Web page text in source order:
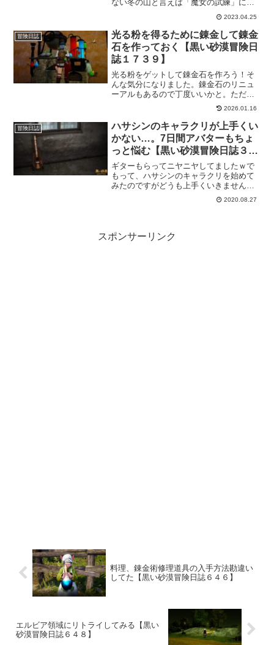
ない冬の山と言えば「魔女の試練」にな
るんですけど、特に4番目が難しい。未だ
に「間違いなくこうすればだいじょ
ぶ！」というのを見つけられていない気
がしてました…。けどあっさり終わった
ｗ
2023.04.25
冒険日誌
光る粉を得るために錬金して錬金
石を作っておく【黒い砂漠冒険日
誌１７３９】
光る粉をゲットして錬金石を作ろう！そ
んな気分になりました。錬金石のリニュ
ーアルもあるので丁度いいかと。ただ、
やっぱり光る粉が一番のネックになるの
で、錬金で入手しようと、それなりのエ
リクサーを作って光る粉を集めました。
2026.01.16
冒険日誌
ハサシンのキャラクリが上手くい
かない…。7日間アバターもちょ
っと悩む【黒い砂漠冒険日誌３２
９】
ギターもらってニヤニヤしてましたｗで
もって、ハサシンのキャラクリを始めて
みたのですがどうも上手くいきません。
「あの人に近づきたい…」何かのアニメ
の影響もありますけどそんな感じです。
「エイやっ！」って選べばいいのに戸惑
ってます。
2020.08.27
スポンサーリンク
料理、錬金術修理道具の入手方法勘違い
してた【黒い砂漠冒険日誌６４６】
エルビア領域にリトライしてみる【黒い
砂漠冒険日誌６４８】